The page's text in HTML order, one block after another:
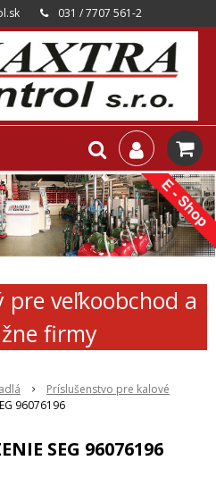
031 / 7707 561-2
pre veľkoobchod a
firmy
Príslušenstvo pre kalové
96076196
SEG 96076196